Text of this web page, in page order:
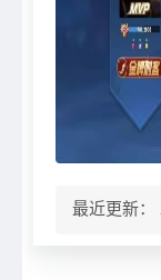
最近更新：